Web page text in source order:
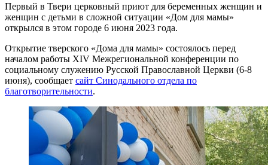
Первый в Твери церковный приют для беременных женщин и
женщин с детьми в сложной ситуации «Дом для мамы»
открылся в этом городе 6 июня 2023 года.
Открытие тверского «Дома для мамы» состоялось перед
началом работы XIV Межрегиональной конференции по
социальному служению Русской Православной Церкви (6-8
июня), сообщает сайт Синодального отдела по
благотворительности.